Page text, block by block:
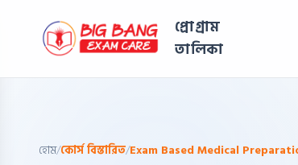
প্রোগ্রাম
তালিকা
হোম/কোর্স বিস্তারিত/Exam Based Medical